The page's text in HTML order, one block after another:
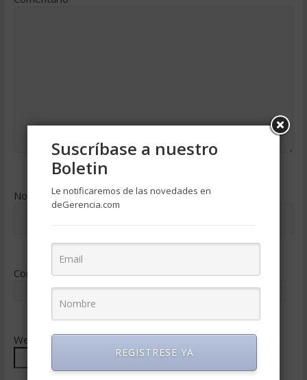
Nombre*
Correo electrónico*
Web
Suscríbase a nuestro
Boletin
Le notificaremos de las novedades en
deGerencia.com
REGISTRESE YA